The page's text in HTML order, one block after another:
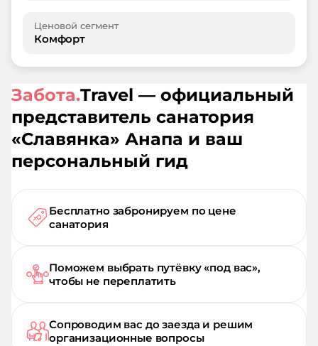
Ценовой сегмент
Комфорт
Забота.Travel — официальный
представитель санатория
«Славянка» Анапа и ваш
персональный гид
Бесплатно забронируем по цене
санатория
Поможем выбрать путёвку «под вас»,
чтобы не переплатить
Сопроводим вас до заезда и решим
организационные вопросы